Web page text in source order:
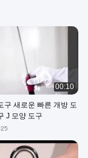
00:10
구 새로운 빠른 개방 도
J 모양 도구